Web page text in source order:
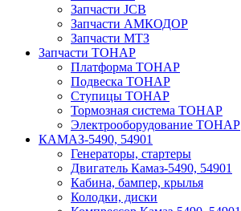
Запчасти JCB
Запчасти АМКОДОР
Запчасти МТЗ
Запчасти ТОНАР
Платформа ТОНАР
Подвеска ТОНАР
Ступицы ТОНАР
Тормозная система ТОНАР
Электрооборудование ТОНАР
КАМАЗ-5490, 54901
Генераторы, стартеры
Двигатель Камаз-5490, 54901
Кабина, бампер, крылья
Колодки, диски